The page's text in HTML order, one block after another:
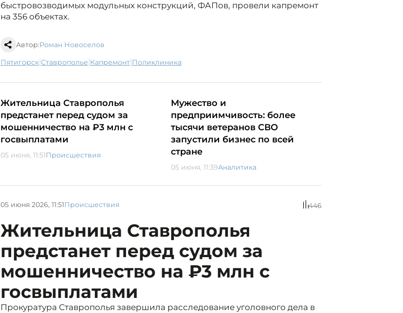
быстровозводимых модульных конструкций, ФАПов, провели капремонт
на 356 объектах.
Автор:Роман Новоселов
Пятигорск| Ставрополье| капремонт| поликлиника
Жительница Ставрополья
предстанет перед судом за
мошенничество на ₽3 млн с
госвыплатами
05 июня, 11:51Происшествия
Мужество и
предприимчивость: более
тысячи ветеранов СВО
запустили бизнес по всей
стране
05 июня, 11:39Аналитика
05 июня 2026, 11:51Происшествия 446
Жительница Ставрополья
предстанет перед судом за
мошенничество на ₽3 млн с
госвыплатами
Прокуратура Ставрополья завершила расследование уголовного дела в